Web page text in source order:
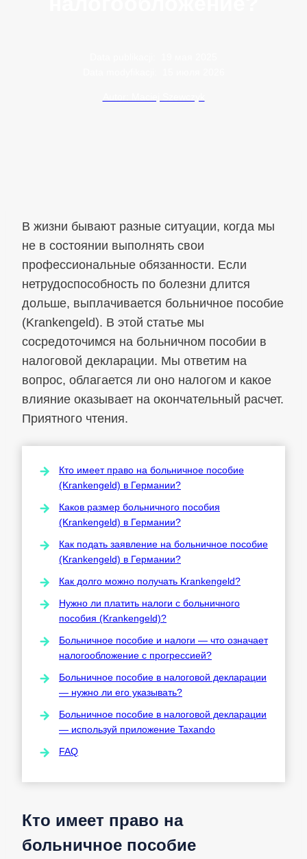
В жизни бывают разные ситуации, когда мы
не в состоянии выполнять свои
профессиональные обязанности. Если
нетрудоспособность по болезни длится
дольше, выплачивается больничное пособие
(Krankengeld). В этой статье мы
сосредоточимся на больничном пособии в
налоговой декларации. Мы ответим на
вопрос, облагается ли оно налогом и какое
влияние оказывает на окончательный расчет.
Приятного чтения.
Кто имеет право на больничное пособие
(Krankengeld) в Германии?
Каков размер больничного пособия
(Krankengeld) в Германии?
Как подать заявление на больничное пособие
(Krankengeld) в Германии?
Как долго можно получать Krankengeld?
Нужно ли платить налоги с больничного
пособия (Krankengeld)?
Больничное пособие и налоги — что означает
налогообложение с прогрессией?
Больничное пособие в налоговой декларации
— нужно ли его указывать?
Больничное пособие в налоговой декларации
— используй приложение Taxando
FAQ
Кто имеет право на
больничное пособие